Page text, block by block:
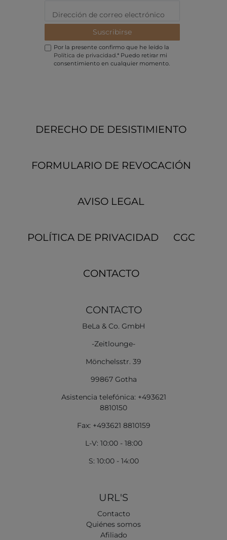
Suscribirse
Por la presente confirmo que he leído la
Política de privacidad .* Puedo retirar mi
consentimiento en cualquier momento.
DERECHO DE DESISTIMIENTO
FORMULARIO DE REVOCACIÓN
AVISO LEGAL
POLÍTICA DE PRIVACIDAD CGC
CONTACTO
CONTACTO
BeLa & Co. GmbH
-Zeitlounge-
Mönchelsstr. 39
99867 Gotha
Asistencia telefónica: +493621
8810150
Fax: +493621 8810159
L-V: 10:00 - 18:00
S: 10:00 - 14:00
URL'S
Contacto
Quiénes somos
Afiliado